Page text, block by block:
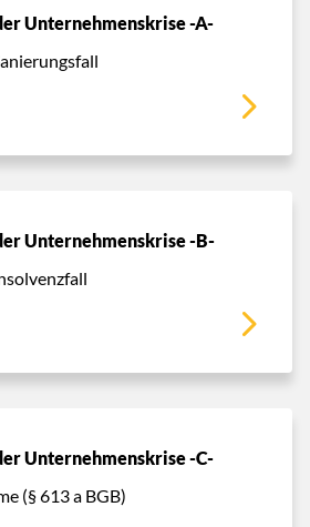
Unternehmenskrise -A-
Unternehmenskrise -B-
Unternehmenskrise -C-
(§ 613 a BGB)